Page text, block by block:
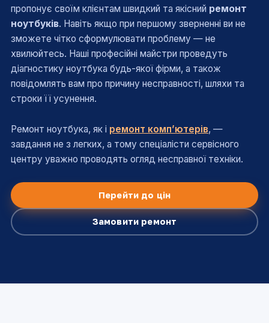
пропонує своїм клієнтам швидкий та якісний ремонт
ноутбуків. Навіть якщо при першому зверненні ви не
зможете чітко сформулювати проблему — не
хвилюйтесь. Наші професійні майстри проведуть
діагностику ноутбука будь-якої фірми, а також
повідомлять вам про причину несправності, шляхи та
строки її усунення.
Ремонт ноутбука, як і ремонт комп’ютерів, —
завдання не з легких, а тому спеціалісти сервісного
центру уважно проводять огляд несправної техніки.
Перейти до цін
Замовити ремонт